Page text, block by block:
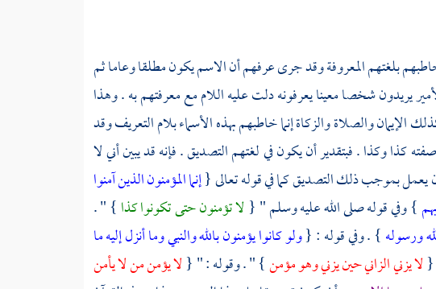
بلغتهم المعروفة وقد جرى عرفهم أن الاسم يكون مطلقا وعاما ثم
يريدون شخصا معينا يعرفونه دلت عليه اللام مع معرفتهم به . وهذا
والصلاة والزكاة إنما خاطبهم بهذه الأسماء بلام التعريف وقد
كذا وكذا . فبتقدير أن يكون في لغتهم التصديق . فإنه قد يبين أني لا
بموجب ذلك التصديق كما في قوله تعالى {إنما المؤمنون الذين آمنوا
} وفي قوله صلى الله عليه وسلم " {لا تؤمنون حتى تكونوا كذا} " .
ورسوله} . وفي قوله : {ولو كانوا يؤمنون بالله والنبي وما أنزل إليه ما
{لا يزني الزاني حين يزني وهو مؤمن} " . وقوله : " {لا يؤمن من لا يأمن